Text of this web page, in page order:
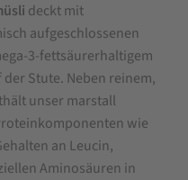
deckt mit
aufgeschlossenen
3-fettsäurerhaltigem
Stute. Neben reinem,
unser marstall
wie
an Leucin,
Aminosäuren in